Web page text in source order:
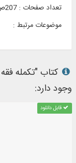
تعداد صفحات : 207ص.
موضوعات مرتبط :
کتاب "تکمله
وجود دارد:
قابل دانلود